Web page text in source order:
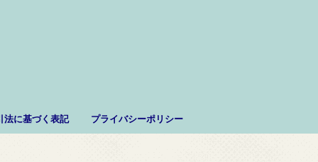
法に基づく表記 プライバシーポリシー